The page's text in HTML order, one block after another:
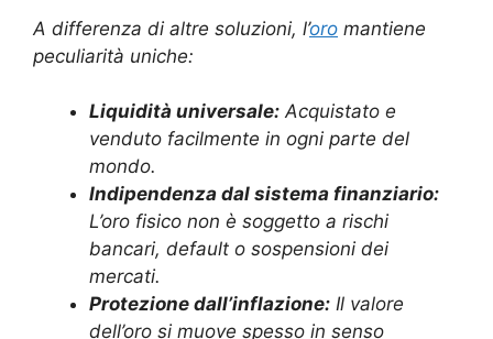
A differenza di altre soluzioni, l’oro mantiene
peculiarità uniche:
Liquidità universale: Acquistato e
venduto facilmente in ogni parte del
mondo.
Indipendenza dal sistema finanziario:
L’oro fisico non è soggetto a rischi
bancari, default o sospensioni dei
mercati.
Protezione dall’inflazione: Il valore
dell’oro si muove spesso in senso